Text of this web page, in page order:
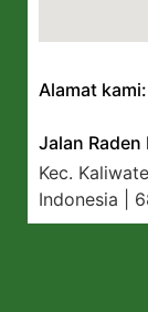
Alamat kami:
Jalan Raden
Kec.
Indonesia |